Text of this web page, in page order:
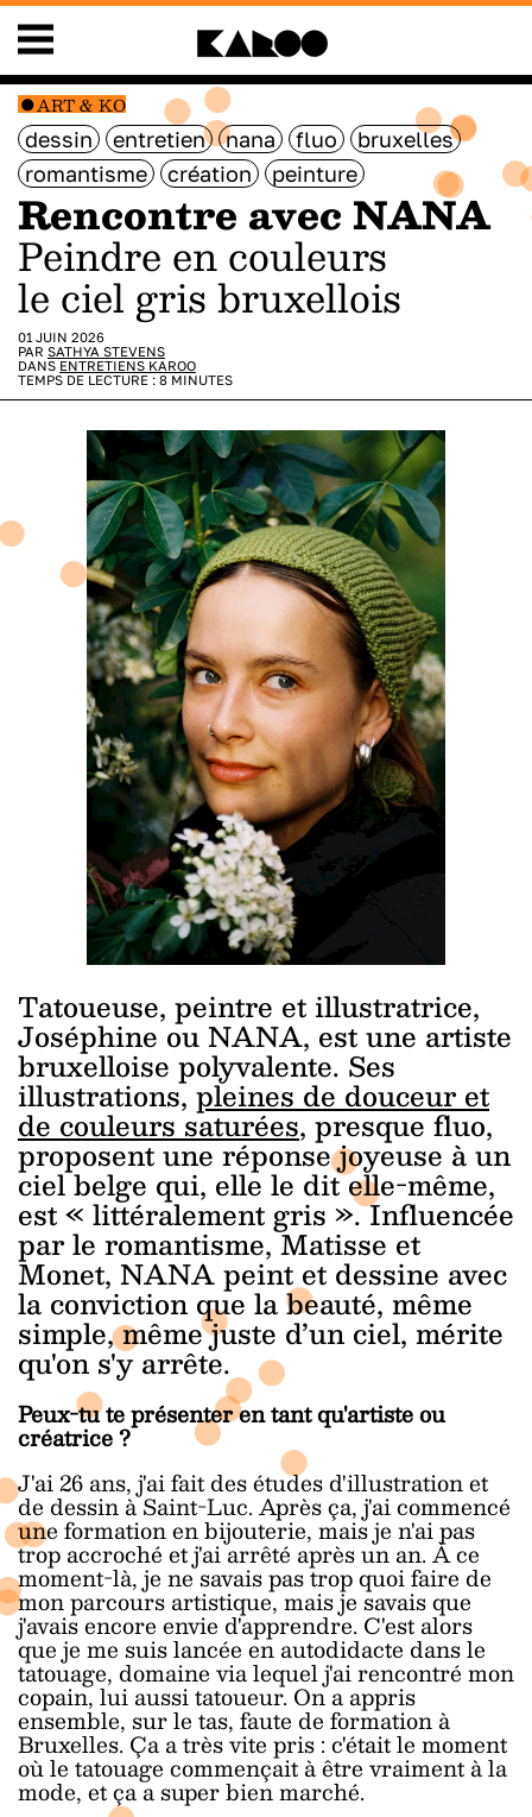
ART & KO
dessin entretien nana fluo
bruxelles
romantisme
création peinture
Rencontre avec NANA
Peindre en couleurs
le ciel gris bruxellois
01 JUIN 2026
PAR SATHYA STEVENS
DANS ENTRETIENS KAROO
TEMPS DE LECTURE : 8 MINUTES
Tatoueuse, peintre et illustratrice,
Joséphine ou NANA, est une artiste
bruxelloise polyvalente. Ses
illustrations, pleines de douceur et
de couleurs saturées, presque fluo,
proposent une réponse joyeuse à un
ciel belge qui, elle le dit elle-même,
est « littéralement gris ». Influencée
par le romantisme, Matisse et
Monet, NANA peint et dessine avec
la conviction que la beauté, même
simple, même juste d’un ciel, mérite
qu'on s'y arrête.
Peux-tu te présenter en tant qu'artiste ou
créatrice ?
J'ai 26 ans, j'ai fait des études d'illustration et
de dessin à Saint-Luc. Après ça, j'ai commencé
une formation en bijouterie, mais je n'ai pas
trop accroché et j'ai arrêté après un an. À ce
moment-là, je ne savais pas trop quoi faire de
mon parcours artistique, mais je savais que
j'avais encore envie d'apprendre. C'est alors
que je me suis lancée en autodidacte dans le
tatouage, domaine via lequel j'ai rencontré mon
copain, lui aussi tatoueur. On a appris
ensemble, sur le tas, faute de formation à
Bruxelles. Ça a très vite pris : c'était le moment
où le tatouage commençait à être vraiment à la
mode, et ça a super bien marché.